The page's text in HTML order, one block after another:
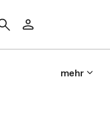
mehr